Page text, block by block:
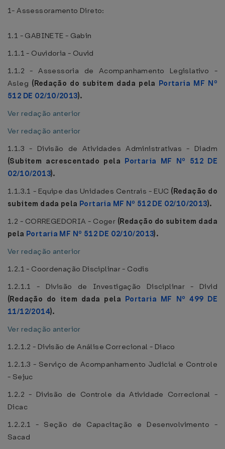
1- Assessoramento Direto:
1.1 - GABINETE - Gabin
1.1.1 - Ouvidoria - Ouvid
1.1.2 - Assessoria de Acompanhamento Legislativo -
Asleg (Redação do subitem dada pela Portaria MF Nº
512 DE 02/10/2013).
Ver redação anterior
Ver redação anterior
1.1.3 - Divisão de Atividades Administrativas - Diadm
(Subitem acrescentado pela Portaria MF Nº 512 DE
02/10/2013).
1.1.3.1 - Equipe das Unidades Centrais - EUC (Redação do
subitem dada pela Portaria MF Nº 512 DE 02/10/2013).
1.2 - CORREGEDORIA - Coger (Redação do subitem dada
pela Portaria MF Nº 512 DE 02/10/2013).
Ver redação anterior
1.2.1 - Coordenação Disciplinar - Codis
1.2.1.1 - Divisão de Investigação Disciplinar - Divid
(Redação do item dada pela Portaria MF Nº 499 DE
11/12/2014).
Ver redação anterior
1.2.1.2 - Divisão de Análise Correcional - Diaco
1.2.1.3 - Serviço de Acompanhamento Judicial e Controle
- Sejuc
1.2.2 - Divisão de Controle da Atividade Correcional -
Dicac
1.2.2.1 - Seção de Capacitação e Desenvolvimento -
Sacad